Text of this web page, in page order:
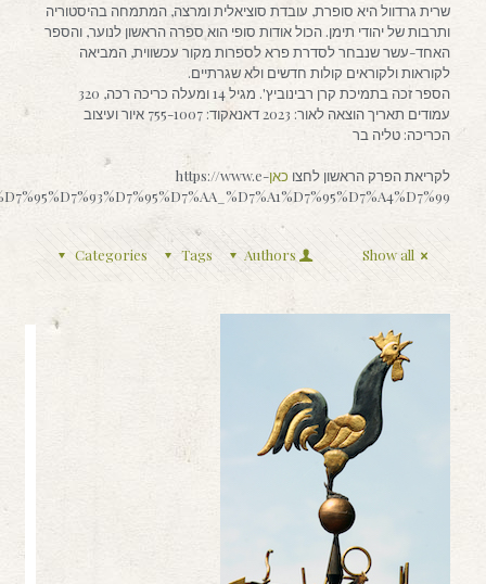
שרית גרדוול היא סופרת, עובדת סוציאלית ומרצה, המתמחה בהיסטוריה
ותרבות של יהודי תימן. הכול אודות סופי הוא ספרה הראשון לנוער, והספר
האחד-עשר שנבחר לסדרת פרא לספרות מקור עכשווית, המביאה
לקוראות ולקוראים קולות חדשים ולא שגרתיים.
הספר זכה בתמיכת קרן רבינוביץ'. מגיל 14 ומעלה כריכה רכה, 320
עמודים תאריך הוצאה לאור: 2023 דאנאקוד: 755-1007 איור ועיצוב
הכריכה: טליה בר
לקריאת הפרק הראשון לחצו כאןhttps://www.e-
Categories Tags Authors Show all